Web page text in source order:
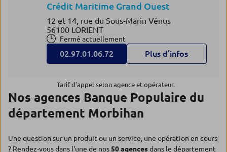
Crédit Maritime Grand Ouest
12 et 14, rue du Sous-Marin Vénus
56100 LORIENT
Fermé actuellement
02.97.01.06.72 Plus d’infos
Tarif d'appel selon agence et opérateur.
Nos agences Banque Populaire du
département Morbihan
Une question sur un produit ou un service, une opération en cours
? Rendez-vous dans l'une de nos50 agencesdans le département